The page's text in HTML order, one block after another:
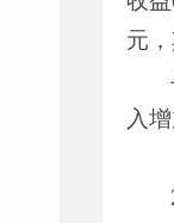
元
入增